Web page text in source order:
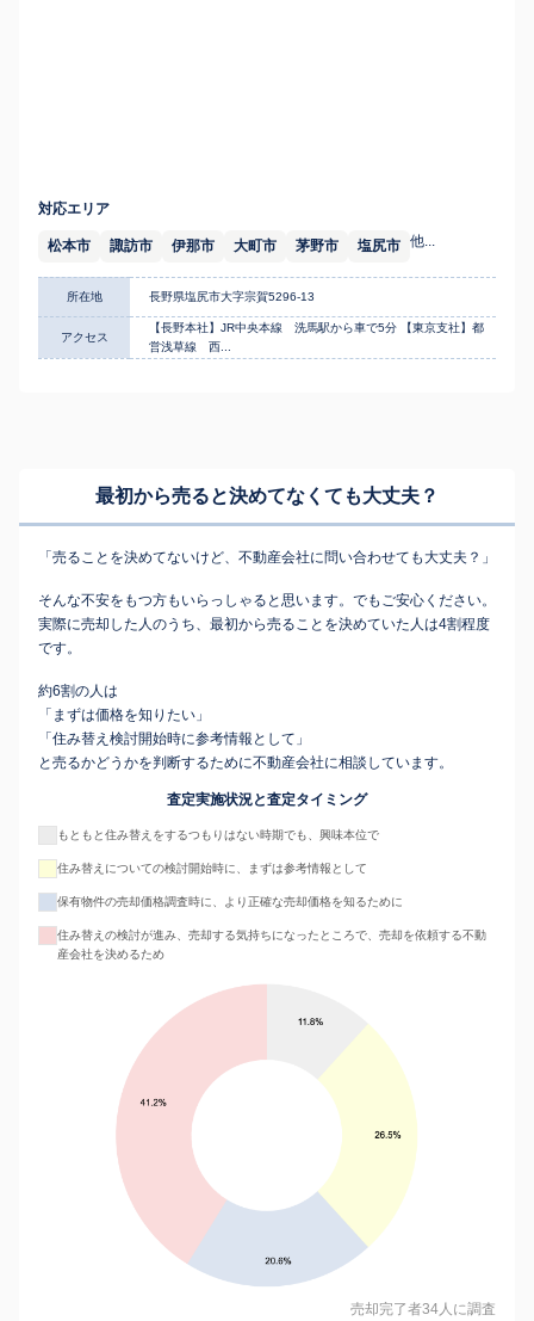
対応エリア
松本市 諏訪市 伊那市 大町市 茅野市 塩尻市 他...
所在地 長野県塩尻市大字宗賀5296-13
アクセス
【長野本社】JR中央本線 洗馬駅から車で5分 【東京支社】都
営浅草線 西...
最初から売ると決めてなくても大丈夫？
「売ることを決めてないけど、不動産会社に問い合わせても大丈夫？」
そんな不安をもつ方もいらっしゃると思います。でもご安心ください。
実際に売却した人のうち、最初から売ることを決めていた人は4割程度
です。
約6割の人は
「まずは価格を知りたい」
「住み替え検討開始時に参考情報として」
と売るかどうかを判断するために不動産会社に相談しています。
査定実施状況と査定タイミング
もともと住み替えをするつもりはない時期でも、興味本位で
住み替えについての検討開始時に、まずは参考情報として
保有物件の売却価格調査時に、より正確な売却価格を知るために
住み替えの検討が進み、売却する気持ちになったところで、売却を依頼する不動
産会社を決めるため
売却完了者34人に調査